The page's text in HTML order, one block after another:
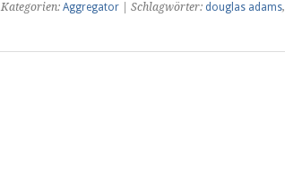
Kategorien: Aggregator| Schlagwörter: douglas adams,